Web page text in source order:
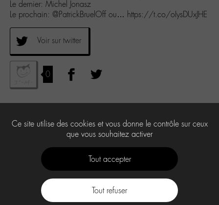
Le dernier: Michel Jonasz
Le prochain: @PatrickBruelOff ou… https://t.co/oIysDUxJHE
Voir sur twitter
0
Ce site utilise des cookies et vous donne le contrôle sur ceux
que vous souhaitez activer
Tout accepter
Tout refuser